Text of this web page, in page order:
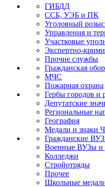
ГИБДД
ССБ, УЭБ и ПК
Уголовный
Управления и
Участковые
Экспертно-
Прочие службы
Гражданская
МЧС
Пожарная охрана
Гербы городов и
Депутатские
Региональные
География
Медали и знаки
Гражданские
Военные ВУЗы и
Колледжи
Стройотряды
Прочее
Школьные